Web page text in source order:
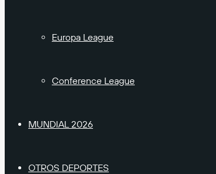
Europa League
Conference League
MUNDIAL 2026
OTROS DEPORTES